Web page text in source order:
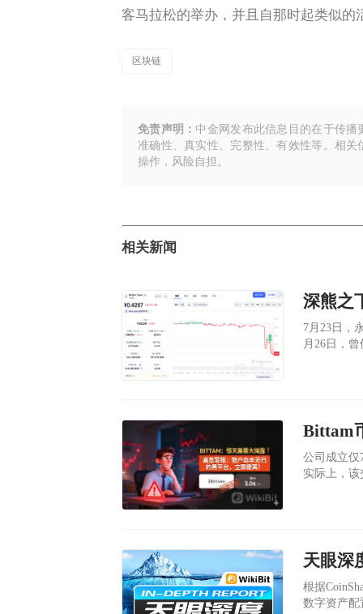
客马拉松的举办，并且自那时起类似的
区块链
免责声明： 中金网发布此信息目的在于传
准确性、真实性、完整性、有效性等。相
操作，风险自担。
相关新闻
7月23日，
月26日，
公司成立仅
实际上，
根据
数字资产配